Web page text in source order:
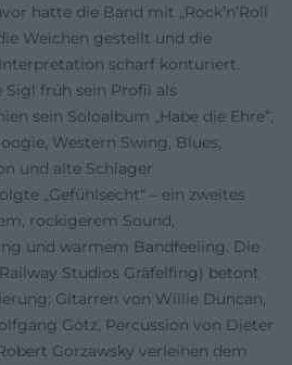
hatte die Band mit „Rock’n’Roll
Weichen gestellt und die
Interpretation scharf konturiert.
Sigl früh sein Profil als
sein Soloalbum „Habe die Ehre“,
Western Swing, Blues,
und alte Schlager
„Gefühlsecht“ – ein zweites
rockigerem Sound,
und warmem Bandfeeling. Die
Studios Gräfelfing) betont
Gitarren von Willie Duncan,
Götz, Percussion von Dieter
Gorzawsky verleihen dem